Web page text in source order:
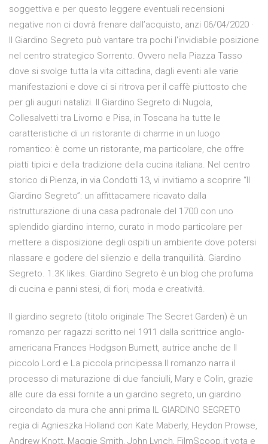
soggettiva e per questo leggere eventuali recensioni
negative non ci dovrà frenare dall’acquisto, anzi 06/04/2020 ·
Il Giardino Segreto può vantare tra pochi l'invidiabile posizione
nel centro strategico Sorrento. Ovvero nella Piazza Tasso
dove si svolge tutta la vita cittadina, dagli eventi alle varie
manifestazioni e dove ci si ritrova per il caffè piuttosto che
per gli auguri natalizi. Il Giardino Segreto di Nugola,
Collesalvetti tra Livorno e Pisa, in Toscana ha tutte le
caratteristiche di un ristorante di charme in un luogo
romantico: è come un ristorante, ma particolare, che offre
piatti tipici e della tradizione della cucina italiana. Nel centro
storico di Pienza, in via Condotti 13, vi invitiamo a scoprire “Il
Giardino Segreto”: un affittacamere ricavato dalla
ristrutturazione di una casa padronale del 1700 con uno
splendido giardino interno, curato in modo particolare per
mettere a disposizione degli ospiti un ambiente dove potersi
rilassare e godere del silenzio e della tranquillità. Giardino
Segreto. 1.3K likes. Giardino Segreto è un blog che profuma
di cucina e panni stesi, di fiori, moda e creatività.
Il giardino segreto (titolo originale The Secret Garden) è un
romanzo per ragazzi scritto nel 1911 dalla scrittrice anglo-
americana Frances Hodgson Burnett, autrice anche de Il
piccolo Lord e La piccola principessa.Il romanzo narra il
processo di maturazione di due fanciulli, Mary e Colin, grazie
alle cure da essi fornite a un giardino segreto, un giardino
circondato da mura che anni prima IL GIARDINO SEGRETO
regia di Agnieszka Holland con Kate Maberly, Heydon Prowse,
Andrew Knott, Maggie Smith, John Lynch, FilmScoop.it vota e